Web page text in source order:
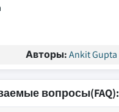
Авторы:Ankit Gupta
вопросы(FAQ):